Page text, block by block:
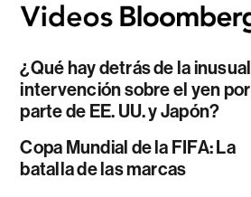
¿Qué hay detrás de la inusual
intervención sobre el yen por
parte de EE. UU. y Japón?
Copa Mundial de la FIFA: La
batalla de las marcas